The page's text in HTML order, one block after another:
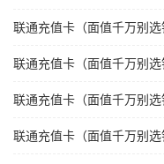
联通充值卡（面值千万别
联通充值卡（面值千万别
联通充值卡（面值千万别
联通充值卡（面值千万别